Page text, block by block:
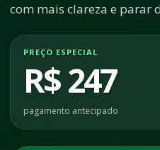
com mais clareza e parar
PREÇO ESPECIAL
R$ 247
pagamento antecipado